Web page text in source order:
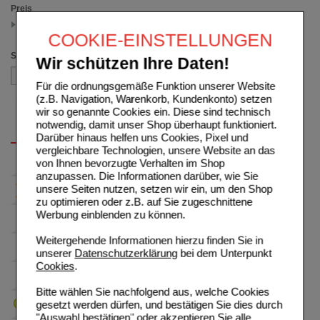
COOKIE-EINSTELLUNGEN
Wir schützen Ihre Daten!
Für die ordnungsgemäße Funktion unserer Website
(z.B. Navigation, Warenkorb, Kundenkonto) setzen
wir so genannte Cookies ein. Diese sind technisch
notwendig, damit unser Shop überhaupt funktioniert.
Darüber hinaus helfen uns Cookies, Pixel und
vergleichbare Technologien, unsere Website an das
von Ihnen bevorzugte Verhalten im Shop
anzupassen. Die Informationen darüber, wie Sie
unsere Seiten nutzen, setzen wir ein, um den Shop
zu optimieren oder z.B. auf Sie zugeschnittene
Werbung einblenden zu können.
Weitergehende Informationen hierzu finden Sie in
unserer Datenschutzerklärungbei dem Unterpunkt
Cookies.
Bitte wählen Sie nachfolgend aus, welche Cookies
gesetzt werden dürfen, und bestätigen Sie dies durch
"Auswahl bestätigen" oder akzeptieren Sie alle
Preis
(auswahl entfernen)
Sortieren nach